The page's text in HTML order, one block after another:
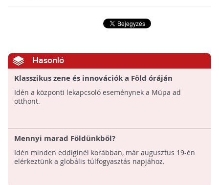
Hasonló
Klasszikus zene és innovációk a Föld óráján
Idén a központi lekapcsoló eseménynek a Müpa ad
otthont.
Mennyi marad Földünkből?
Idén minden eddiginél korábban, már augusztus 19-én
elérkeztünk a globális túlfogyasztás napjához.